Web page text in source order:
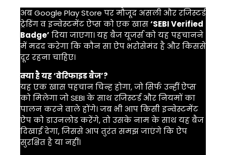
अबGoogle Play Store पर मौजूद असली और रजिस्टर्ड
ट्रेडिंग व इन्वेस्टमेंट ऐप्स को एक खास‘SEBI Verified
Badge’ दिया जाएगा। यह बैज यूजर्स को यह पहचानने
में मदद करेगा कि कौन सा ऐप भरोसेमंद है और किससे
दूर रहना चाहिए।
क्या है यह ‘वेरिफाइड बैज’?
यह एक खास पहचान चिन्ह होगा, जो सिर्फ उन्हीं ऐप्स
को मिलेगा जो SEBI के साथ रजिस्टर्ड और नियमों का
पालन करने वाले होंगे। जब भी आप किसी इन्वेस्टमेंट
ऐप को डाउनलोड करेंगे, तो उसके नाम के साथ यह बैज
दिखाई देगा, जिससे आप तुरंत समझ जाएंगे कि ऐप
सुरक्षित है या नहीं।